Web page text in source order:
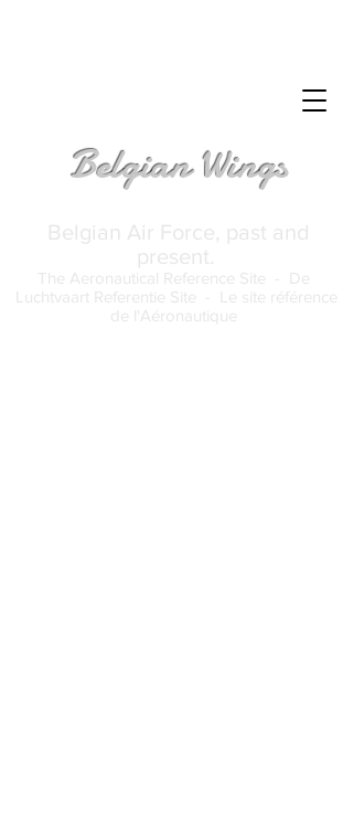
Belgian Air Force, past and
present.
The Aeronautical Reference Site -
De
Luchtvaart Referentie Site -
Le site référence
de l'Aéronautique
Belgian Wings